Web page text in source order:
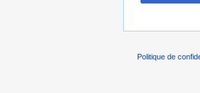
Politique de